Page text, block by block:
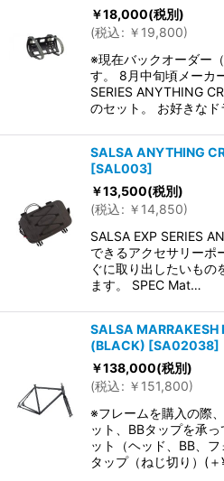
￥18,000(税別)
(税込: ￥ 19,800)
※現在バックオーダー
す。 8月中旬頃メーカ
SERIES ANYTHING
のセット。 お好きな
SALSA ANYTHING
[SAL003]
￥13,500(税別)
(税込: ￥ 14,850)
SALSA EXP SERIES
できるアクセサリーポ
ぐに取り出したいもの
ます。 SPEC Mat…
SALSA MARRAKESH
(BLACK) [SA02038]
￥138,000(税別)
(税込: ￥ 151,800)
※フレームを購入の際
ット、BBタップを承
ット（ヘッド、BB、
タップ（ねじ切り）(